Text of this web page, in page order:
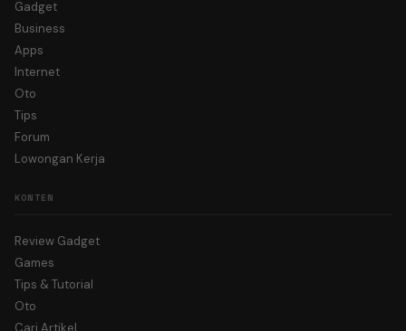
Gadget
Business
Apps
Internet
Oto
Tips
Forum
Lowongan Kerja
KONTEN
Review Gadget
Games
Tips & Tutorial
Oto
Cari Artikel